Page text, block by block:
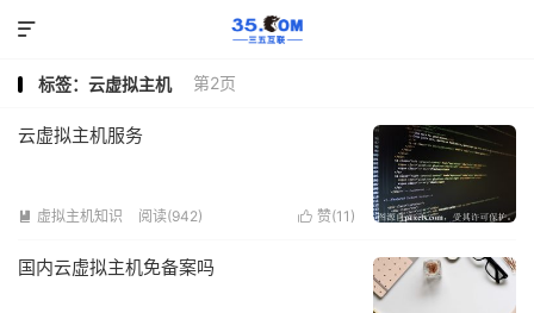

标签：云虚拟主机 第2页
云虚拟主机服务
 虚拟主机知识 阅读(942)  赞(11 )
国内云虚拟主机免备案吗